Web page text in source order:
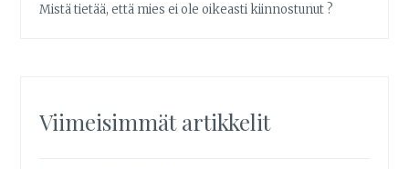
Mistä tietää, että mies ei ole oikeasti kiinnostunut ?
Viimeisimmät artikkelit